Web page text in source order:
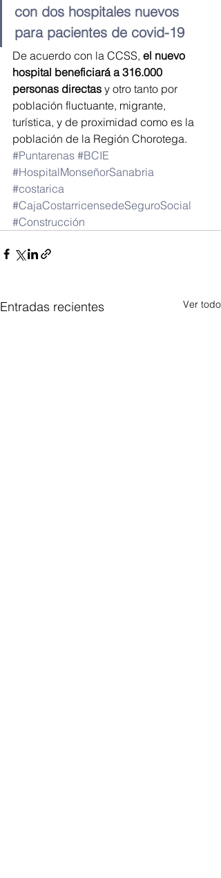
con dos hospitales nuevos
para pacientes de covid-19
De acuerdo con la CCSS, el nuevo
hospital beneficiará a 316.000
personas directas y otro tanto por
población fluctuante, migrante,
turística, y de proximidad como es la
población de la Región Chorotega.
#Puntarenas #BCIE
#HospitalMonseñorSanabria
#costarica
#CajaCostarricensedeSeguroSocial
#Construcción
Entradas recientes Ver todo